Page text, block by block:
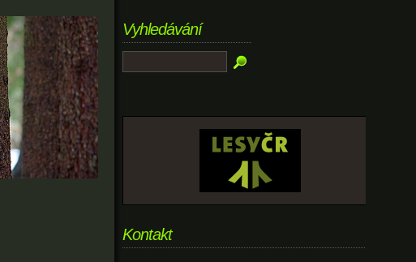
Vyhledávání
Kontakt